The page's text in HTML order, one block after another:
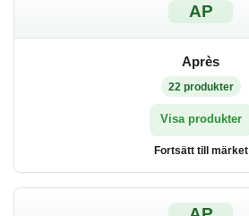
AP
Après
22 produkter
Visa produkter
Fortsätt till märket